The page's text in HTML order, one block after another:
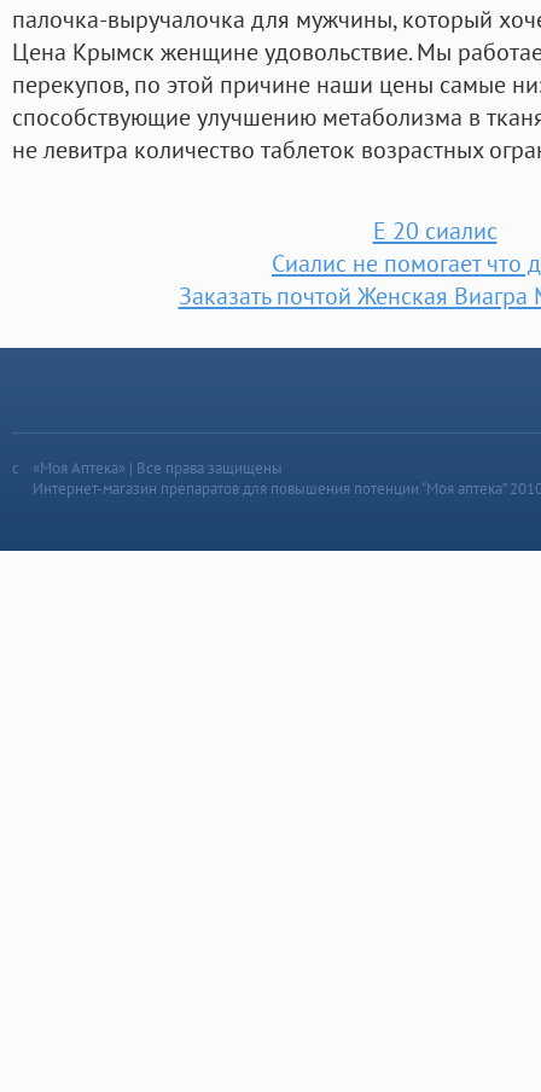
палочка-выручалочка для мужчины, который
Цена Крымск женщине удовольствие. Мы
перекупов, по этой причине наши цены самые
способствующие улучшению метаболизма в
не левитра количество таблеток возрастных
Е 20 сиалис
Сиалис не помогает что
Заказать почтой Женская
«Моя Аптека» | Все права защищены
Интернет-магазин препаратов для повышения потенции “Моя аптека”